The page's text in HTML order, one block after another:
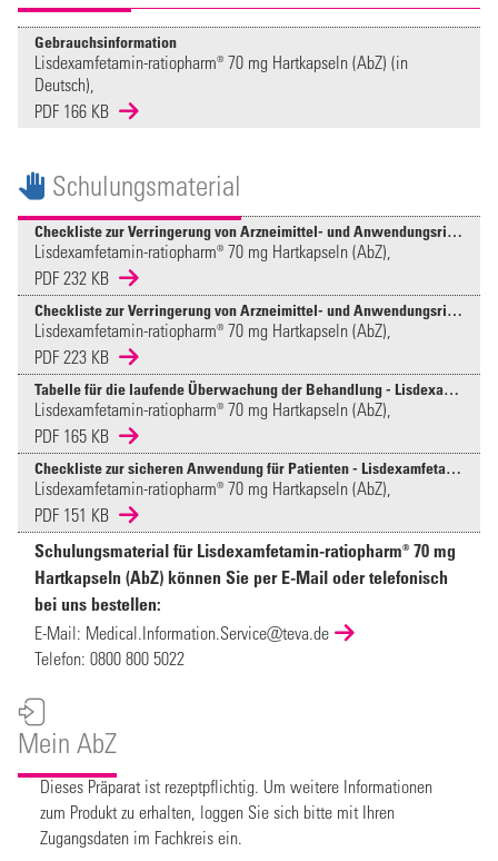
Gebrauchsinformation
Lisdexamfetamin-ratiopharm® 70 mg Hartkapseln (AbZ) (in
Deutsch),
PDF 166 KB
Schulungsmaterial
Checkliste zur Verringerung von Arzneimittel- und Anwendungsrisiken für Ärzte (vor Verschreibung) - Lisdexamfetamin
Lisdexamfetamin-ratiopharm® 70 mg Hartkapseln (AbZ),
PDF 232 KB
Checkliste zur Verringerung von Arzneimittel- und Anwendungsrisiken für Ärzte (Therapieüberwachung) - Lisdexamfetamin
Lisdexamfetamin-ratiopharm® 70 mg Hartkapseln (AbZ),
PDF 223 KB
Tabelle für die laufende Überwachung der Behandlung - Lisdexamfetamin
Lisdexamfetamin-ratiopharm® 70 mg Hartkapseln (AbZ),
PDF 165 KB
Checkliste zur sicheren Anwendung für Patienten - Lisdexamfetamin
Lisdexamfetamin-ratiopharm® 70 mg Hartkapseln (AbZ),
PDF 151 KB
Schulungsmaterial für Lisdexamfetamin-ratiopharm® 70 mg
Hartkapseln (AbZ) können Sie per E-Mail oder telefonisch
bei uns bestellen:
E-Mail: Medical.Information.Service@teva.de
Telefon: 0800 800 5022
Mein AbZ
Dieses Präparat ist rezeptpflichtig. Um weitere Informationen
zum Produkt zu erhalten, loggen Sie sich bitte mit Ihren
Zugangsdaten im Fachkreis ein.